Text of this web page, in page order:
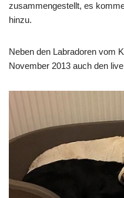
zusammengestellt, es
hinzu.
Neben den Labradoren vom
November 2013 auch den